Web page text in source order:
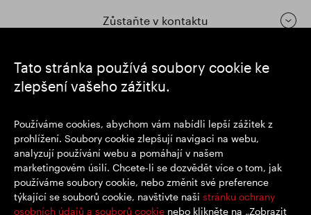
Tato stránka používá soubory cookie ke
zlepšení vašeho zážitku.
Používáme cookies, abychom vám nabídli lepší zážitek z
prohlížení. Soubory cookie zlepšují navigaci na webu,
analyzují používání webu a pomáhají v našem
marketingovém úsilí. Chcete-li se dozvědět více o tom, jak
používáme soubory cookie, nebo změnit své preference
týkající se souborů cookie, navštivte naši stránku ochrany
osobních údajů a souborů cookie nebo klikněte na „Zobrazit
Zůstaňte v kontaktu
https://www.linkedin.com/
https://www.youtube.com/
https://twitter.com/
Sídlo: 1 New Burlington Place, Londýn W1S 2HR
Registrační číslo Spojeného království 167591
Místo registrace: Anglie a Wales
© SEGRO 2022